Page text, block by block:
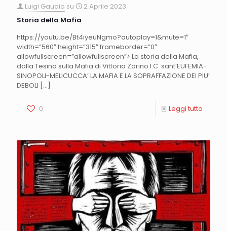
Luigi Gaudio su
2 Aprile 2023
Storia della Mafia
https://youtu.be/Bt4iyeuNgmo?autoplay=1&mute=1″
width=”560″ height=”315″ frameborder=”0″
allowfullscreen=”allowfullscreen”> La storia della Mafia,
dalla Tesina sulla Mafia di Vittoria Zorino I.C. sant’EUFEMIA-
SINOPOLI-MELICUCCA’ LA MAFIA E LA SOPRAFFAZIONE DEI PIU’
DEBOLI […]
0 Leggi tutto